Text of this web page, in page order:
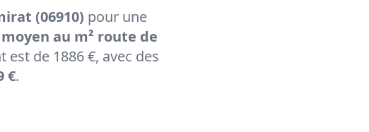
(06910) pour une
au m² route de
de 1886 €, avec des
€.